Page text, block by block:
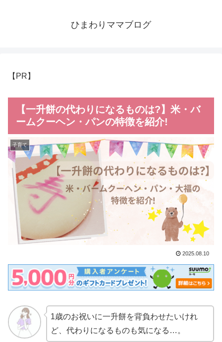
ひまわりママブログ
【PR】
【一升餅の代わりになるものは?】米・バ
ームクーヘン・パンの特徴を紹介!
子育て
2025.08.10
1歳のお祝いに一升餅を背負わせたいけれ
ど、代わりになるものも気になる…。